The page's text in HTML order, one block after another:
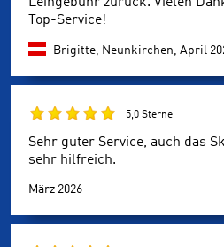
Top-Service!
Brigitte, Neunkirchen, April
5,0 Sterne
Sehr guter Service, auch das
sehr hilfreich.
März 2026